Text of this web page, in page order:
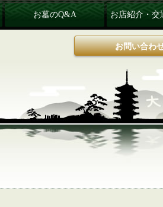
お墓のQ&A お店紹介・交
お問い合わ